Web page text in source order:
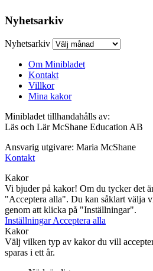
Nyhetsarkiv
Nyhetsarkiv
Om Minibladet
Kontakt
Villkor
Mina kakor
Minibladet tillhandahålls av:
Läs och Lär McShane Education AB
Ansvarig utgivare: Maria McShane
Kontakt
Kakor
Vi bjuder på kakor! Om du tycker det
"Acceptera alla". Du kan såklart välja
genom att klicka på "Inställningar".
InställningarAcceptera alla
Kakor
Välj vilken typ av kakor du vill
sparas i ett år.